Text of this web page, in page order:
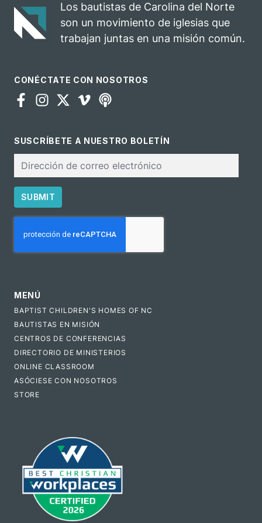
para el
ministerio
Los bautistas de Carolina del Norte
son un movimiento de iglesias que
trabajan juntas en una misión común.
CONÉCTATE CON NOSOTROS
SUSCRÍBETE A NUESTRO BOLETÍN
electrónico
SUBMIT
MENÚ
BAPTIST CHILDREN'S HOMES OF NC
BAUTISTAS EN MISIÓN
CENTROS DE CONFERENCIAS
DIRECTORIO DE MINISTERIOS
ONLINE CLASSROOM
ASÓCIESE CON NOSOTROS
STORE